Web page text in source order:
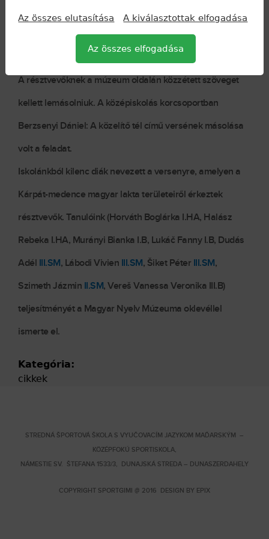
fejlesztésében is jelentős szerepet játszik. Örömteli látni,
hogy vannak még diákok, akik igényesen, szépen és
gondosan vetik papírra gondolataikat.
A résztvevőknek a múzeum oldalán közzétett szöveget
kellett lemásolniuk. A középiskolás korcsoportban
Berzsenyi Dániel: A közelítő tél című versének másolása
volt a feladat.
Iskolánkból kilenc diák nevezett a versenyre, amelyen a
Kárpát-medence magyar lakta területeiről érkeztek
résztvevők. Tanulóink (Horváth Boglárka I.HA, Halász
Rebeka I.HA, Murányi Bianka I.B, Lukáč Fanny I.B, Dudás
Adél III.SM, Lábodi Vivien III.SM, Šiket Péter III.SM,
Szimeth Jázmin II.SM, Vereš Vanessa Veronika III.B)
teljesítményét a Magyar Nyelv Múzeuma oklevéllel
ismerte el.
Kategória:
cikkek
STREDNÁ ŠPORTOVÁ ŠKOLA S VYUČOVACÍM JAZYKOM MAĎARSKÝM –
KÖZÉPFOKÚ SPORTISKOLA,
NÁMESTIE SV. ŠTEFANA 1533/3, DUNAJSKÁ STREDA – DUNASZERDAHELY
COPYRIGHT SPORTGIMI @ 2016 DESIGN BY EPIX
Az összes elutasítása A kiválasztottak elfogadása
Az összes elfogadása